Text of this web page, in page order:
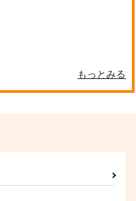
彼に関する3つのコト
もっとみる